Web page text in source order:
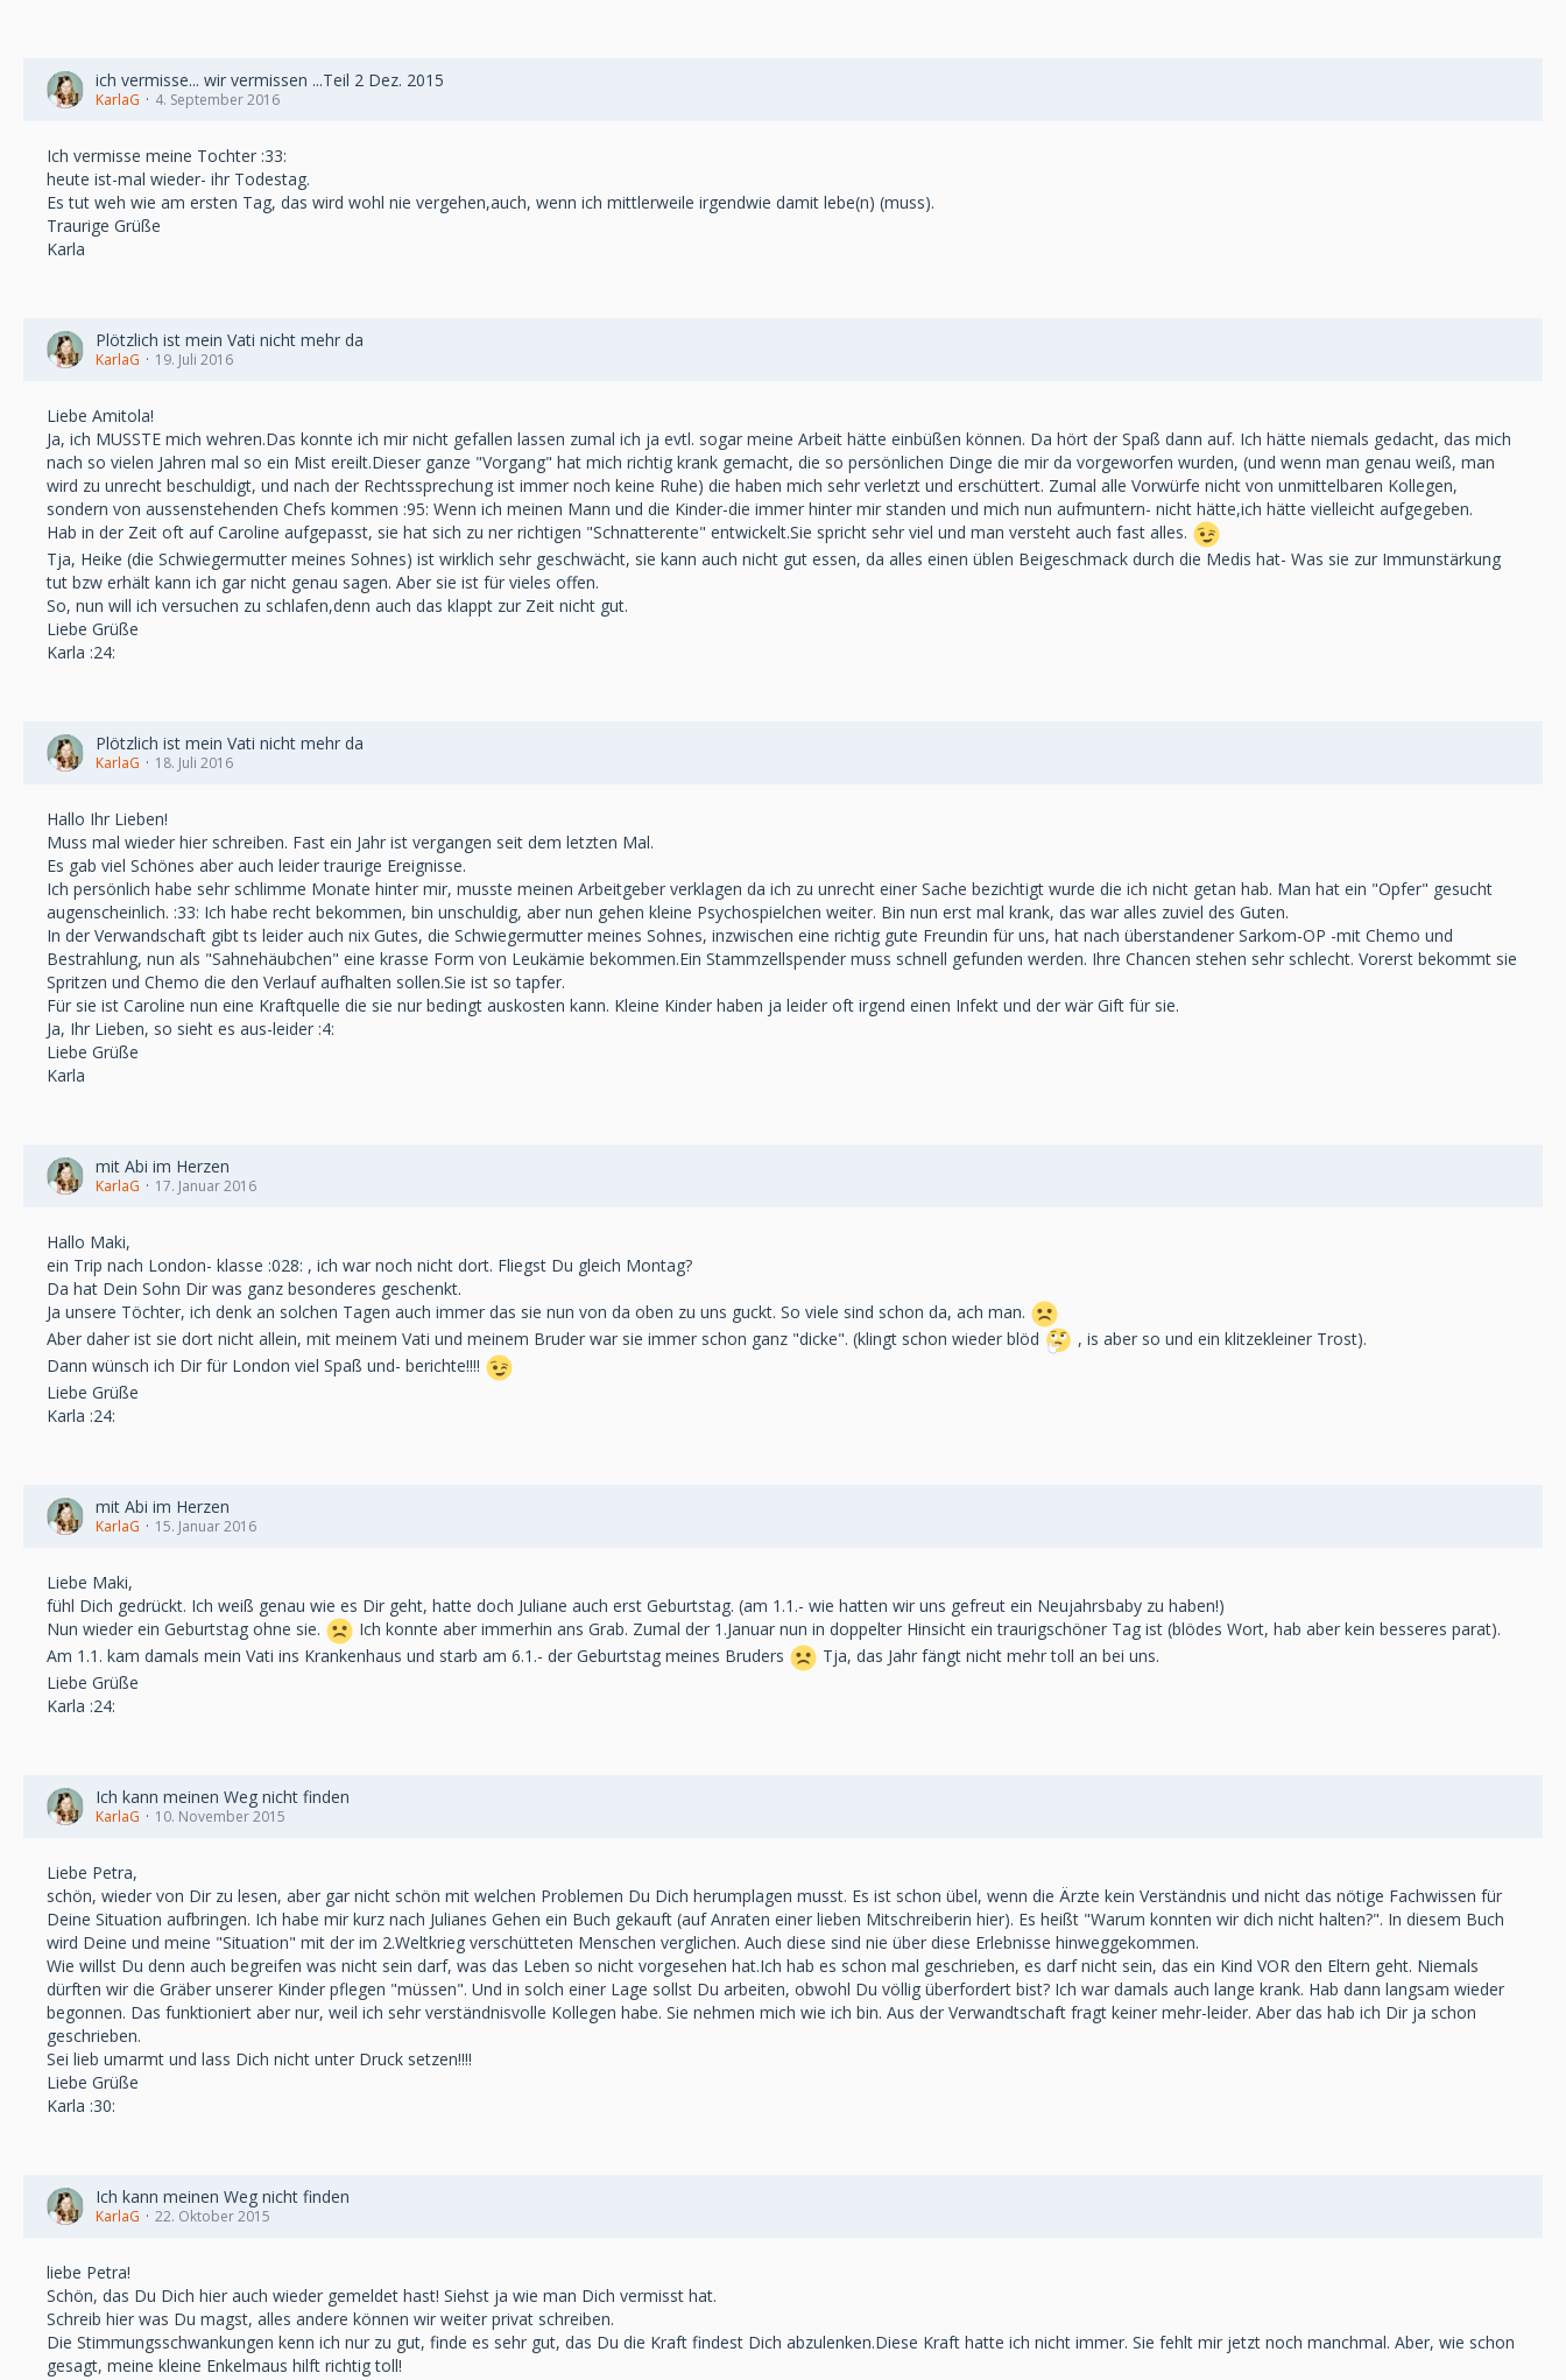
ich vermisse... wir vermissen ...Teil 2 Dez. 2015
KarlaG 4. September 2016
Ich vermisse meine Tochter :33:
heute ist-mal wieder- ihr Todestag.
Es tut weh wie am ersten Tag, das wird wohl nie vergehen,auch, wenn ich mittlerweile irgendwie damit lebe(n) (muss).
Traurige Grüße
Karla
Plötzlich ist mein Vati nicht mehr da
KarlaG 19. Juli 2016
Liebe Amitola!
Ja, ich MUSSTE mich wehren.Das konnte ich mir nicht gefallen lassen zumal ich ja evtl. sogar meine Arbeit hätte einbüßen können. Da hört der Spaß dann auf. Ich hätte niemals gedacht, das mich
nach so vielen Jahren mal so ein Mist ereilt.Dieser ganze "Vorgang" hat mich richtig krank gemacht, die so persönlichen Dinge die mir da vorgeworfen wurden, (und wenn man genau weiß, man
wird zu unrecht beschuldigt, und nach der Rechtssprechung ist immer noch keine Ruhe) die haben mich sehr verletzt und erschüttert. Zumal alle Vorwürfe nicht von unmittelbaren Kollegen,
sondern von aussenstehenden Chefs kommen :95: Wenn ich meinen Mann und die Kinder-die immer hinter mir standen und mich nun aufmuntern- nicht hätte,ich hätte vielleicht aufgegeben.
Hab in der Zeit oft auf Caroline aufgepasst, sie hat sich zu ner richtigen "Schnatterente" entwickelt.Sie spricht sehr viel und man versteht auch fast alles.
Tja, Heike (die Schwiegermutter meines Sohnes) ist wirklich sehr geschwächt, sie kann auch nicht gut essen, da alles einen üblen Beigeschmack durch die Medis hat- Was sie zur Immunstärkung
tut bzw erhält kann ich gar nicht genau sagen. Aber sie ist für vieles offen.
So, nun will ich versuchen zu schlafen,denn auch das klappt zur Zeit nicht gut.
Liebe Grüße
Karla :24:
Plötzlich ist mein Vati nicht mehr da
KarlaG 18. Juli 2016
Hallo Ihr Lieben!
Muss mal wieder hier schreiben. Fast ein Jahr ist vergangen seit dem letzten Mal.
Es gab viel Schönes aber auch leider traurige Ereignisse.
Ich persönlich habe sehr schlimme Monate hinter mir, musste meinen Arbeitgeber verklagen da ich zu unrecht einer Sache bezichtigt wurde die ich nicht getan hab. Man hat ein "Opfer" gesucht
augenscheinlich. :33: Ich habe recht bekommen, bin unschuldig, aber nun gehen kleine Psychospielchen weiter. Bin nun erst mal krank, das war alles zuviel des Guten.
In der Verwandschaft gibt ts leider auch nix Gutes, die Schwiegermutter meines Sohnes, inzwischen eine richtig gute Freundin für uns, hat nach überstandener Sarkom-OP -mit Chemo und
Bestrahlung, nun als "Sahnehäubchen" eine krasse Form von Leukämie bekommen.Ein Stammzellspender muss schnell gefunden werden. Ihre Chancen stehen sehr schlecht. Vorerst bekommt sie
Spritzen und Chemo die den Verlauf aufhalten sollen.Sie ist so tapfer.
Für sie ist Caroline nun eine Kraftquelle die sie nur bedingt auskosten kann. Kleine Kinder haben ja leider oft irgend einen Infekt und der wär Gift für sie.
Ja, Ihr Lieben, so sieht es aus-leider :4:
Liebe Grüße
Karla
mit Abi im Herzen
KarlaG 17. Januar 2016
Hallo Maki,
ein Trip nach London- klasse :028: , ich war noch nicht dort. Fliegst Du gleich Montag?
Da hat Dein Sohn Dir was ganz besonderes geschenkt.
Ja unsere Töchter, ich denk an solchen Tagen auch immer das sie nun von da oben zu uns guckt. So viele sind schon da, ach man.
Aber daher ist sie dort nicht allein, mit meinem Vati und meinem Bruder war sie immer schon ganz "dicke". (klingt schon wieder blöd
, is aber so und ein klitzekleiner Trost).
Dann wünsch ich Dir für London viel Spaß und- berichte!!!!
Liebe Grüße
Karla :24:
mit Abi im Herzen
KarlaG 15. Januar 2016
Liebe Maki,
fühl Dich gedrückt. Ich weiß genau wie es Dir geht, hatte doch Juliane auch erst Geburtstag. (am 1.1.- wie hatten wir uns gefreut ein Neujahrsbaby zu haben!)
Nun wieder ein Geburtstag ohne sie.
Ich konnte aber immerhin ans Grab. Zumal der 1.Januar nun in doppelter Hinsicht ein traurigschöner Tag ist (blödes Wort, hab aber kein besseres parat).
Am 1.1. kam damals mein Vati ins Krankenhaus und starb am 6.1.- der Geburtstag meines Bruders
Tja, das Jahr fängt nicht mehr toll an bei uns.
Liebe Grüße
Karla :24:
Ich kann meinen Weg nicht finden
KarlaG 10. November 2015
Liebe Petra,
schön, wieder von Dir zu lesen, aber gar nicht schön mit welchen Problemen Du Dich herumplagen musst. Es ist schon übel, wenn die Ärzte kein Verständnis und nicht das nötige Fachwissen für
Deine Situation aufbringen. Ich habe mir kurz nach Julianes Gehen ein Buch gekauft (auf Anraten einer lieben Mitschreiberin hier). Es heißt "Warum konnten wir dich nicht halten?". In diesem Buch
wird Deine und meine "Situation" mit der im 2.Weltkrieg verschütteten Menschen verglichen. Auch diese sind nie über diese Erlebnisse hinweggekommen.
Wie willst Du denn auch begreifen was nicht sein darf, was das Leben so nicht vorgesehen hat.Ich hab es schon mal geschrieben, es darf nicht sein, das ein Kind VOR den Eltern geht. Niemals
dürften wir die Gräber unserer Kinder pflegen "müssen". Und in solch einer Lage sollst Du arbeiten, obwohl Du völlig überfordert bist? Ich war damals auch lange krank. Hab dann langsam wieder
begonnen. Das funktioniert aber nur, weil ich sehr verständnisvolle Kollegen habe. Sie nehmen mich wie ich bin. Aus der Verwandtschaft fragt keiner mehr-leider. Aber das hab ich Dir ja schon
geschrieben.
Sei lieb umarmt und lass Dich nicht unter Druck setzen!!!!
Liebe Grüße
Karla :30:
Ich kann meinen Weg nicht finden
KarlaG 22. Oktober 2015
liebe Petra!
Schön, das Du Dich hier auch wieder gemeldet hast! Siehst ja wie man Dich vermisst hat.
Schreib hier was Du magst, alles andere können wir weiter privat schreiben.
Die Stimmungsschwankungen kenn ich nur zu gut, finde es sehr gut, das Du die Kraft findest Dich abzulenken.Diese Kraft hatte ich nicht immer. Sie fehlt mir jetzt noch manchmal. Aber, wie schon
gesagt, meine kleine Enkelmaus hilft richtig toll!